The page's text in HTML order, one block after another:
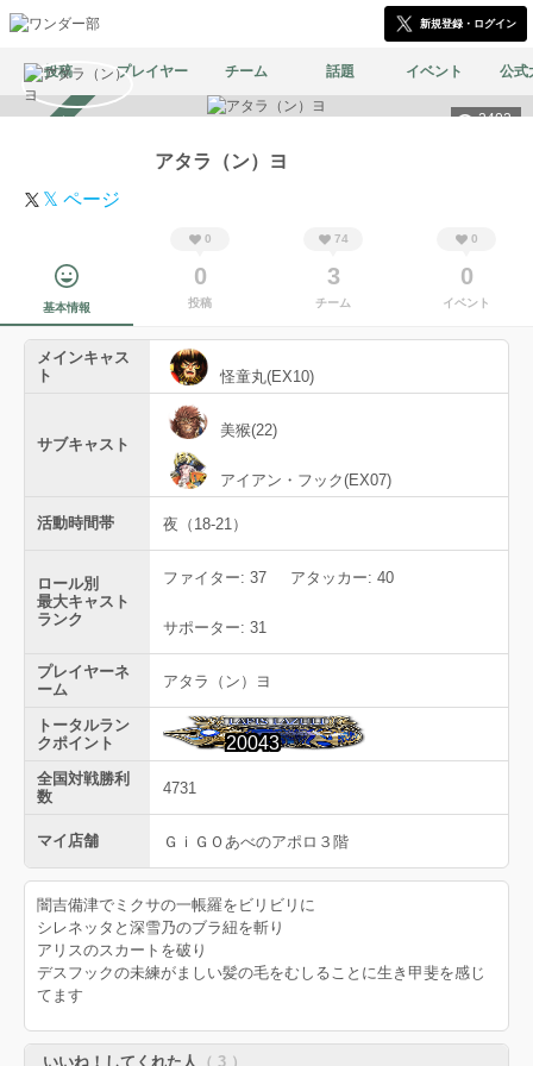
新規登録・ログイン
投稿 プレイヤー チーム 話題 イベント 公式
2402
アタラ（ン）ヨ
𝕏 ページ
基本情報
0
0
投稿
74
3
チーム
0
0
イベント
メインキャス
ト
怪童丸(EX10)
サブキャスト
美猴(22)
アイアン・フック(EX07)
活動時間帯 夜（18-21）
ロール別
最大キャスト
ランク
ファイター: 37 アタッカー: 40
サポーター: 31
プレイヤーネ
ーム
アタラ（ン）ヨ
トータルラン
クポイント
20043
全国対戦勝利
数
4731
マイ店舗 ＧｉＧＯあべのアポロ３階
闇吉備津でミクサの一帳羅をビリビリに
シレネッタと深雪乃のブラ紐を斬り
アリスのスカートを破り
デスフックの未練がましい髪の毛をむしることに生き甲斐を感じ
てます
いいね！してくれた人 （ 3 ）